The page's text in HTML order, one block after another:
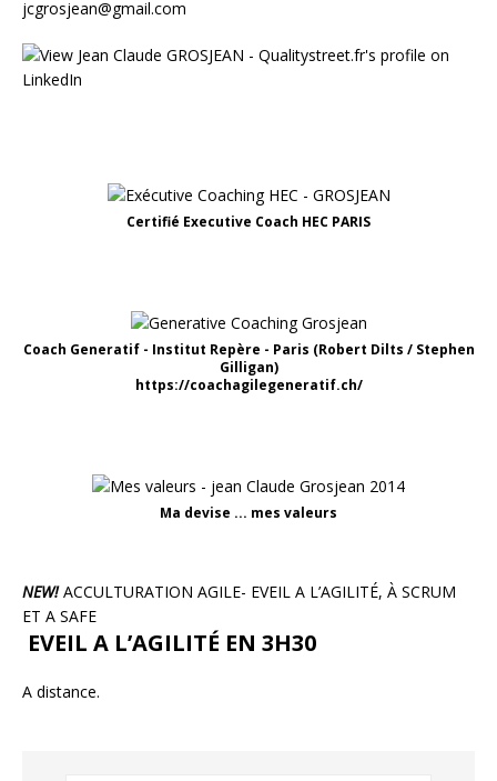
jcgrosjean@gmail.com
Certifié Executive Coach HEC PARIS
Coach Generatif - Institut Repère - Paris (Robert Dilts / Stephen
Gilligan)
https://coachagilegeneratif.ch/
Ma devise ... mes valeurs
NEW!ACCULTURATION AGILE- EVEIL A L’AGILITÉ, À SCRUM
ET A SAFE
EVEIL A L’AGILITÉ EN 3H30
A distance.